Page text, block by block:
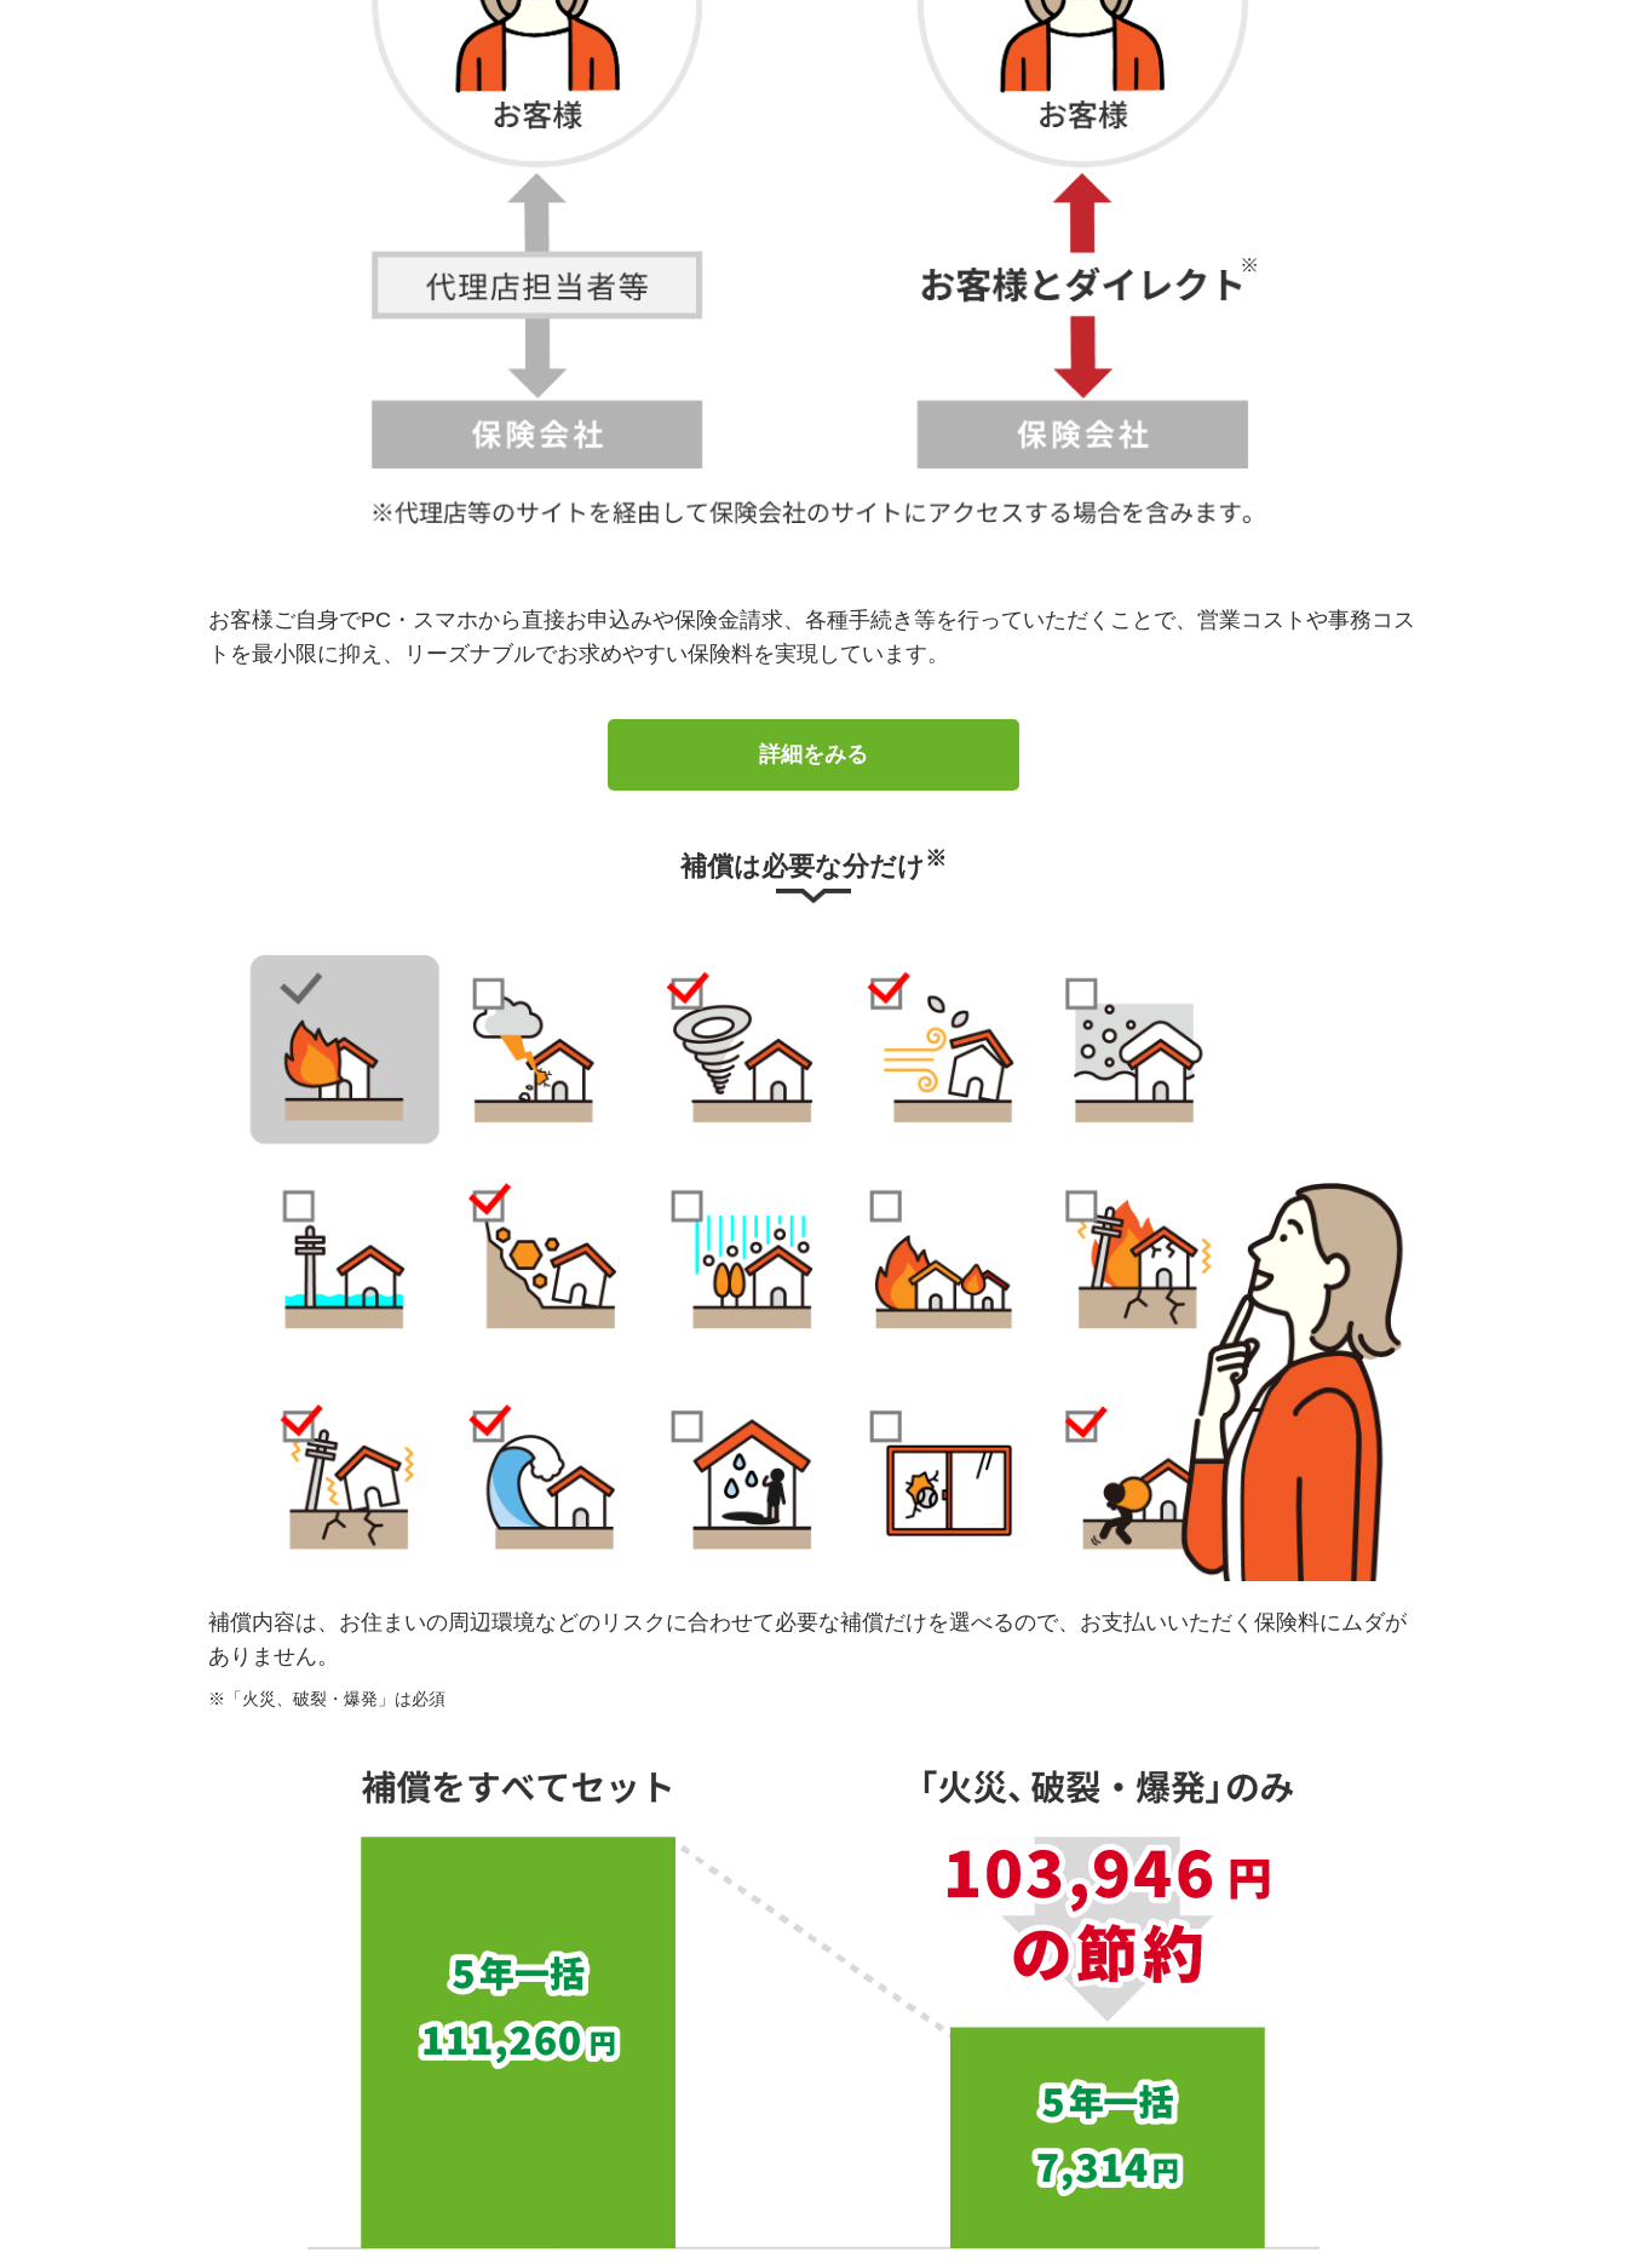
お客様ご自身でPC・スマホから直接お申込みや保険金請求、各種手続き等を行っていただくことで、営業コストや事務コス
トを最小限に抑え、リーズナブルでお求めやすい保険料を実現しています。
詳細をみる
補償は必要な分だけ※
補償内容は、お住まいの周辺環境などのリスクに合わせて必要な補償だけを選べるので、お支払いいただく保険料にムダが
ありません。
※「火災、破裂・爆発」は必須